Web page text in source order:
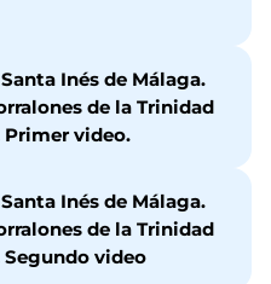
Inés de Málaga.
de la Trinidad
Primer video.
Inés de Málaga.
de la Trinidad
Segundo video